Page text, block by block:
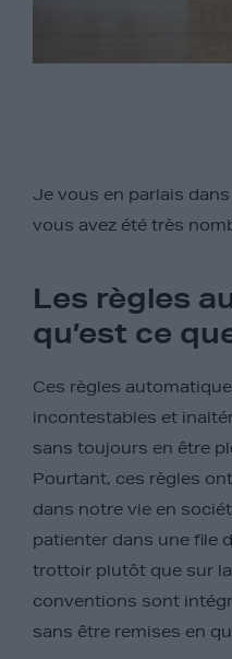
Je vous en parlais
vous avez été très
Les règles
qu’est ce
Ces règles
incontestables et
sans toujours en être
Pourtant, ces règles
dans notre vie en
patienter dans une file
trottoir plutôt que sur
conventions sont
sans être remises en